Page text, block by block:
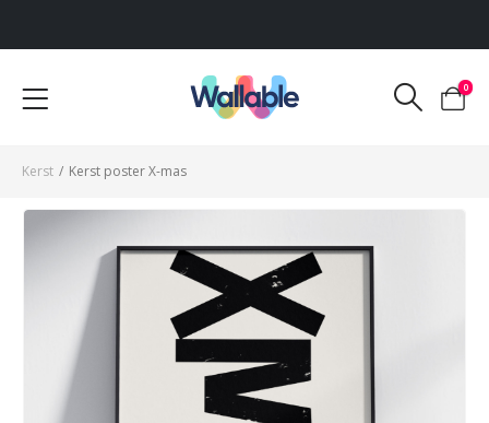
Voor 12:00 uur besteld, dezelfde werkdag verzonden
0
Kerst / Kerst poster X-mas